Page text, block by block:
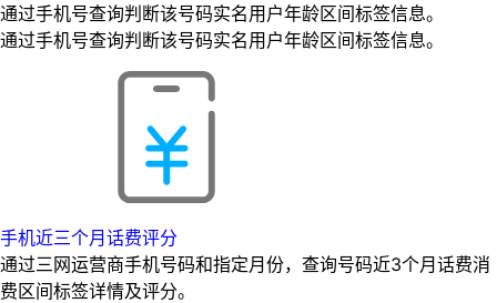
通过手机号查询判断该号码实名用户年龄区间标签信息。
通过手机号查询判断该号码实名用户年龄区间标签信息。
手机近三个月话费评分
通过三网运营商手机号码和指定月份，查询号码近3个月话费消
费区间标签详情及评分。